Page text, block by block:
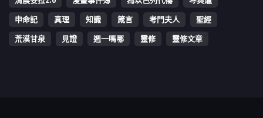
申命記
真理 知識 箴言 考門夫人
聖經
荒漠甘泉
見證 週一嗎哪 靈修 靈修文章